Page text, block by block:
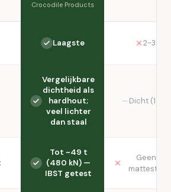
Crocodile Products
Laagste 2-3×
Vergelijkbare
dichtheid als
hardhout;
veel lichter
dan staal
Dicht
Tot ~49 t
(480 kN) —
IBST getest
Geen
mattest-